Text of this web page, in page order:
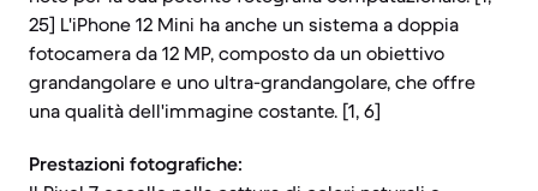
25] L'iPhone 12 Mini ha anche un sistema a doppia
fotocamera da 12 MP, composto da un obiettivo
grandangolare e uno ultra-grandangolare, che offre
una qualità dell'immagine costante. [1, 6]
Prestazioni fotografiche: